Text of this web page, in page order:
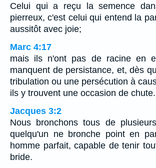
Celui qui a reçu la semence
pierreux, c'est celui qui entend la
aussitôt avec joie;
Marc 4:17
mais ils n'ont pas de racine en
manquent de persistance, et, dès
tribulation ou une persécution à
ils y trouvent une occasion de chute.
Jacques 3:2
Nous bronchons tous de
quelqu'un ne bronche point en
homme parfait, capable de tenir
bride.